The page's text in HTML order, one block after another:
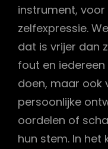
instrument,
zelfexpressie. We
dat is vrijer dan
fout en iedereen
doen, maar ook
persoonlijke
oordelen of
hun stem. In het